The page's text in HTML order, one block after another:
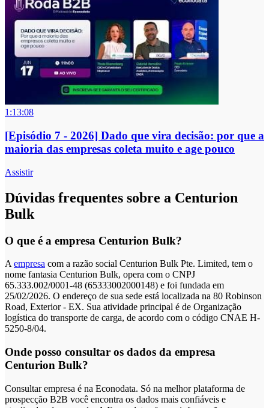
1:13:08
[Episódio 7 - 2026] Dado que vira decisão: por que a
maioria das empresas coleta muito e age pouco
Assistir
Dúvidas frequentes sobre a Centurion
Bulk
O que é a empresa Centurion Bulk?
A empresa com a razão social Centurion Bulk Pte. Limited, tem o
nome fantasia Centurion Bulk, opera com o CNPJ
65.333.002/0001-48 (65333002000148) e foi fundada em
25/02/2026. O endereço de sua sede está localizada na 80 Robinson
Road, Exterior - EX. Sua atividade principal é de Organização
logística do transporte de carga, de acordo com o código CNAE H-
5250-8/04.
Onde posso consultar os dados da empresa
Centurion Bulk?
Consultar empresa é na Econodata. Só na melhor plataforma de
prospecção B2B você encontra os dados mais confiáveis e